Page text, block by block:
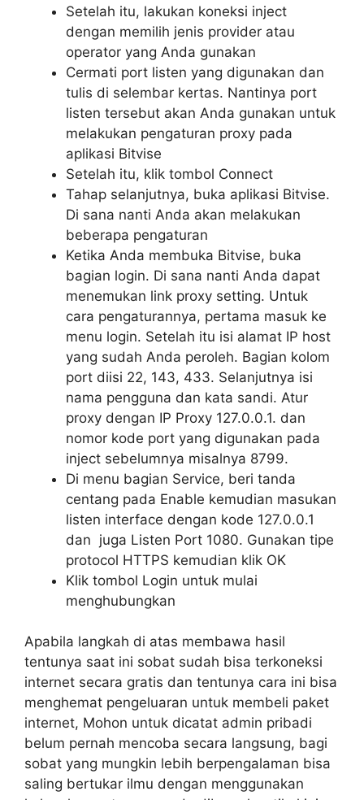
Setelah itu, lakukan koneksi inject
dengan memilih jenis provider atau
operator yang Anda gunakan
Cermati port listen yang digunakan dan
tulis di selembar kertas. Nantinya port
listen tersebut akan Anda gunakan untuk
melakukan pengaturan proxy pada
aplikasi Bitvise
Setelah itu, klik tombol Connect
Tahap selanjutnya, buka aplikasi Bitvise.
Di sana nanti Anda akan melakukan
beberapa pengaturan
Ketika Anda membuka Bitvise, buka
bagian login. Di sana nanti Anda dapat
menemukan link proxy setting. Untuk
cara pengaturannya, pertama masuk ke
menu login. Setelah itu isi alamat IP host
yang sudah Anda peroleh. Bagian kolom
port diisi 22, 143, 433. Selanjutnya isi
nama pengguna dan kata sandi. Atur
proxy dengan IP Proxy 127.0.0.1. dan
nomor kode port yang digunakan pada
inject sebelumnya misalnya 8799.
Di menu bagian Service, beri tanda
centang pada Enable kemudian masukan
listen interface dengan kode 127.0.0.1
dan juga Listen Port 1080. Gunakan tipe
protocol HTTPS kemudian klik OK
Klik tombol Login untuk mulai
menghubungkan
Apabila langkah di atas membawa hasil
tentunya saat ini sobat sudah bisa terkoneksi
internet secara gratis dan tentunya cara ini bisa
menghemat pengeluaran untuk membeli paket
internet, Mohon untuk dicatat admin pribadi
belum pernah mencoba secara langsung, bagi
sobat yang mungkin lebih berpengalaman bisa
saling bertukar ilmu dengan menggunakan